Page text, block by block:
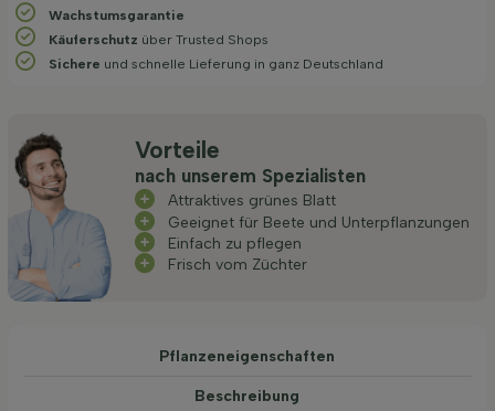
Wachstums­garantie
Käuferschutz über Trusted Shops
Sichere und schnelle Lieferung in ganz Deutschland
Vorteile
nach unserem Spezialisten
Attraktives grünes Blatt
Geeignet für Beete und Unterpflanzungen
Einfach zu pflegen
Frisch vom Züchter
Pflanzeneigenschaften
Beschreibung